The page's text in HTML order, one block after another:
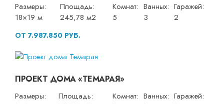
Размеры:
18×19 м
Площадь:
245,78 м2
Комнат:
5
Ванных:
3
Гаражей:
2
ОТ 7.987.850 РУБ.
ПРОЕКТ ДОМА «ТЕМАРАЯ»
Размеры:
Площадь:
Комнат: Ванных: Гаражей: